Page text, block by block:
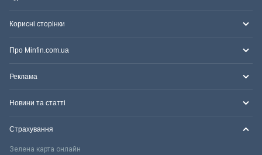
Корисні сторінки
Про Minfin.com.ua
Реклама
Новини та статті
Страхування
Зелена карта онлайн